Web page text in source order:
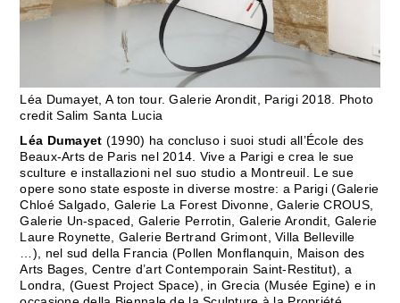
Léa Dumayet, A ton tour. Galerie Arondit, Parigi 2018. Photo
credit Salim Santa Lucia
Léa Dumayet (1990) ha concluso i suoi studi all’École des
Beaux-Arts de Paris nel 2014. Vive a Parigi e crea le sue
sculture e installazioni nel suo studio a Montreuil. Le sue
opere sono state esposte in diverse mostre: a Parigi (Galerie
Chloé Salgado, Galerie La Forest Divonne, Galerie CROUS,
Galerie Un-spaced, Galerie Perrotin, Galerie Arondit, Galerie
Laure Roynette, Galerie Bertrand Grimont, Villa Belleville
…), nel sud della Francia (Pollen Monflanquin, Maison des
Arts Bages, Centre d’art Contemporain Saint-Restitut), a
Londra, (Guest Project Space), in Grecia (Musée Egine) e in